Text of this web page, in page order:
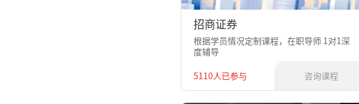
招商证券
根据学员情况定制课程，在职导师 1对1深
度辅导
5110人已参与
咨询课程